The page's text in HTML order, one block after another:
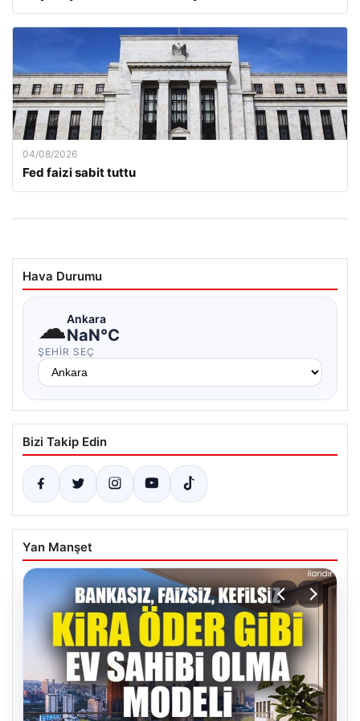
04/08/2026
Fed faizi sabit tuttu
Hava Durumu
☁Ankara
NaN°C
ŞEHIR SEÇ
Bizi Takip Edin
Yan Manşet